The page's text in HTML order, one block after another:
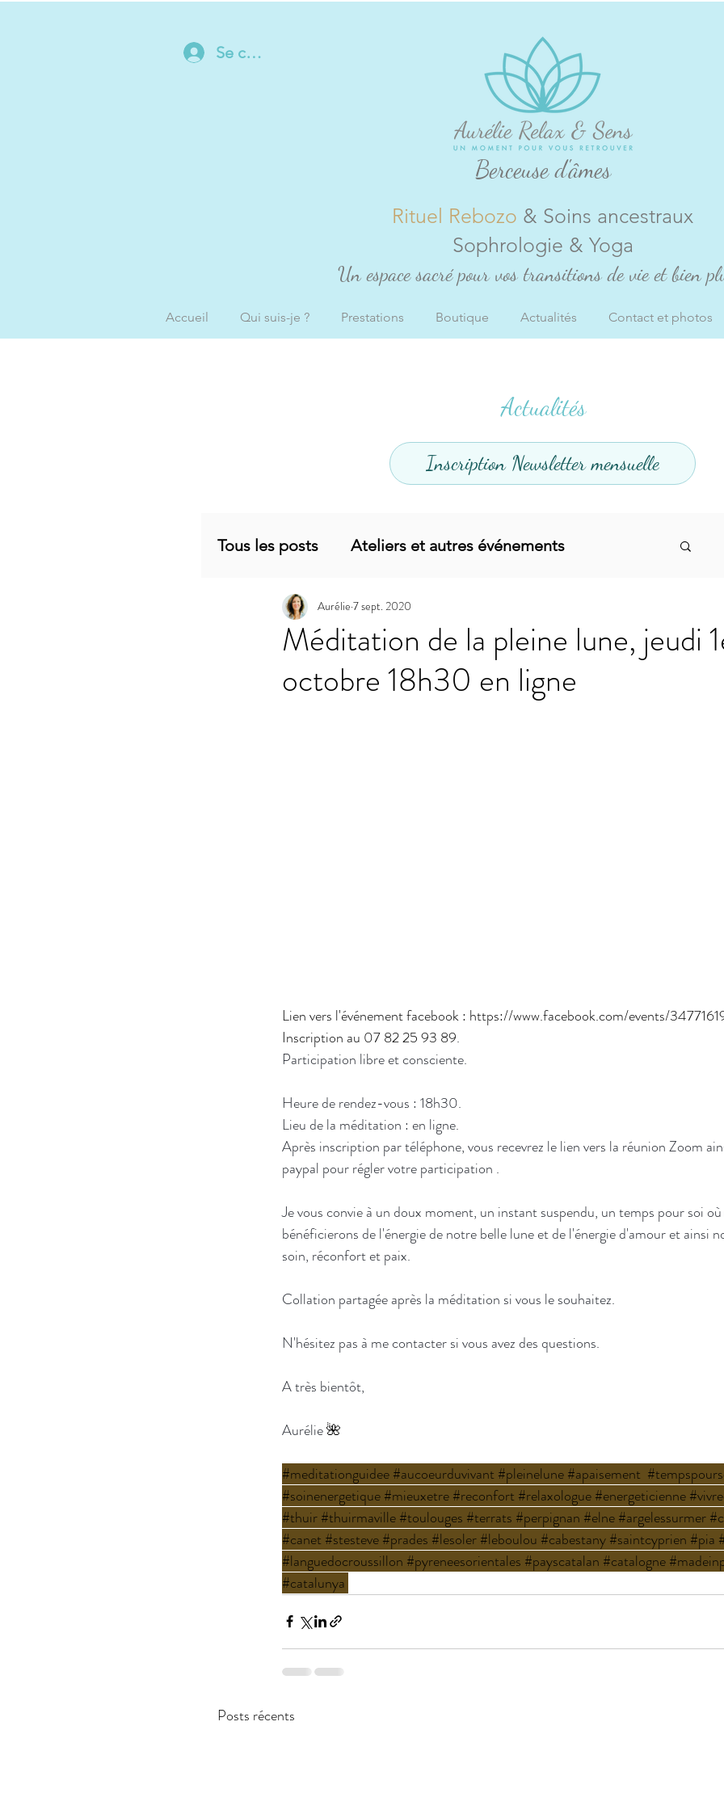
Actualités
Inscription Newsletter mensuelle
Tous les posts Ateliers et autres événements
Planning mensuel Offres promotionnelles
Articles sujets divers Articles infos Yoga
Méditation de la pleine lune, jeudi
octobre 18h30 en ligne
Aurélie 7 sept. 2020
Lien vers l'événement facebook : https://www.facebook.com/events/
Inscription au 07 82 25 93 89.
Participation libre et consciente.
Heure de rendez-vous : 18h30.
Lieu de la méditation : en ligne.
Après inscription par téléphone, vous recevrez le lien vers la réunion Zoom
paypal pour régler votre participation .
Je vous convie à un doux moment, un instant suspendu, un temps pour soi
bénéficierons de l'énergie de notre belle lune et de l'énergie d'amour et ainsi
soin, réconfort et paix.
Collation partagée après la méditation si vous le souhaitez.
N'hésitez pas à me contacter si vous avez des questions.
A très bientôt,
Aurélie 🌺
#meditationguidee#aucoeurduvivant #pleinelune#apaisement
#soinenergetique#mieuxetre#reconfort #relaxologue#energeticienne
#thuir#thuirmaville#toulouges #terrats #perpignan #elne#argelessurmer
#canet #stesteve#prades #lesoler#leboulou #cabestany#saintcyprien #pia
#languedocroussillon #pyreneesorientales #payscatalan #catalogne
#catalunya
Posts récents
Se connecter
Berceuse d'âmes
Rituel Rebozo & Soins ancestraux
Sophrologie & Yoga
Un espace sacré pour vos transitions de vie et bien
Accueil Qui suis-je ? Prestations Boutique Actualités Contact et photos